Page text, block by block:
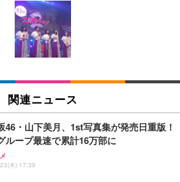
オフィスチェア 椅子 テレワーク 疲れな
上げ式アームレスト コンパクト 約105度ロッ
pc 事務椅子 360度回転 座面昇降 強化ナイロ
ベース 通気性メッシュ 在宅ワーク H-WY01
黒枠+黒足)
B100 オフィスチェア／デスクチェア メッシ
ア 人間工学 疲れない ブラック
オフィスチェア デスクチェア 疲れない テレ
チェア 強化バックレスト 30度ロッキング機
工学 椅子 腰サポート 90度跳ね上げ式アーム
ジネス向けプレミアムモニター | FlexScan
WT | 31.5型4K UHD・USB Type-C・ホワ
ジネス向けプレミアムモニター | FlexScan
】27"ゲーミングモニター DualSense 充電
き（CFI-ZDM1J）
ベーシック ペットシーツ 薄型 レギュラー 1
捨て 無香料 ホワイト 300枚
ベーシック ペットシーツ 厚型 ワイド 42枚
枚) ホワイト(吸収面:ライトブルー)
ーライフ ネオ・オムツ L 中型犬用 26枚入
関連ニュース
46・山下美月、1st写真集が発売日重版！
ループ最速で累計16万部に
木) 17:39